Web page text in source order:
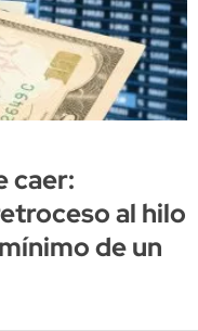
caer:
al hilo
de un